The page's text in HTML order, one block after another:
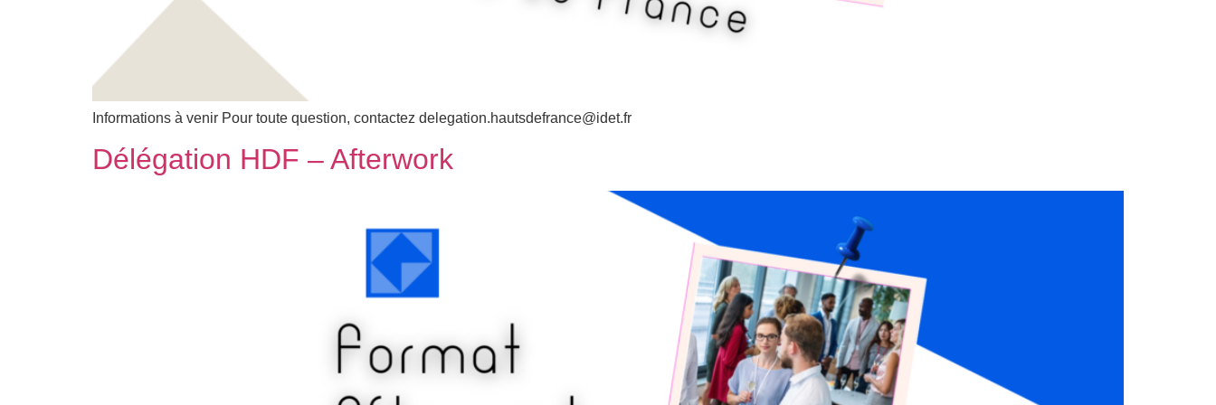
Informations à venir Pour toute question, contactez delegation.hautsdefrance@idet.fr
Délégation HDF – Afterwork